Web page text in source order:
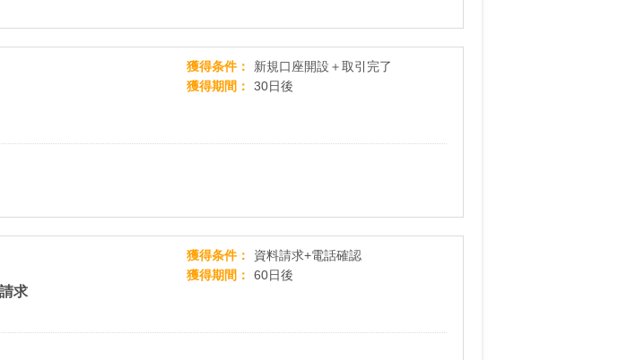
獲得条件
新規口座開設＋取引完了
獲得期間
30日後
求
獲得条件
資料請求+電話確認
獲得期間
60日後